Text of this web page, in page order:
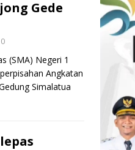
Gede
0
(SMA) Negeri 1
Angkatan
Simalatua